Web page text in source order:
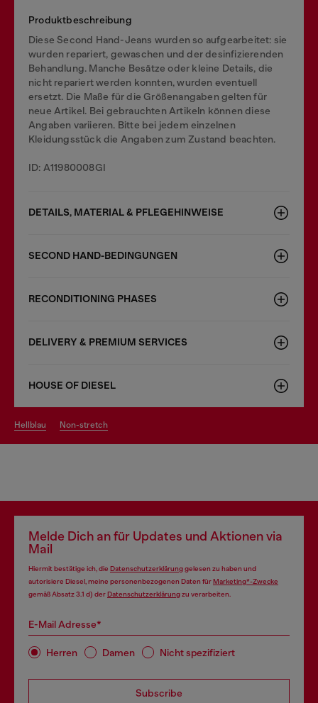
Produktbeschreibung
Diese Second Hand-Jeans wurden so aufgearbeitet: sie
wurden repariert, gewaschen und der desinfizierenden
Behandlung. Manche Besätze oder kleine Details, die
nicht repariert werden konnten, wurden eventuell
ersetzt. Die Maße für die Größenangaben gelten für
neue Artikel. Bei gebrauchten Artikeln können diese
Angaben variieren. Bitte bei jedem einzelnen
Kleidungsstück die Angaben zum Zustand beachten.
ID: A11980008GI
DETAILS, MATERIAL & PFLEGEHINWEISE
SECOND HAND-BEDINGUNGEN
RECONDITIONING PHASES
DELIVERY & PREMIUM SERVICES
HOUSE OF DIESEL
hellblau non-stretch
Melde Dich an für Updates und Aktionen via
Mail
Hiermit bestätige ich, die Datenschutzerklärunggelesen zu haben und
autorisiere Diesel, meine personenbezogenen Daten fürMarketing*-Zwecke
gemäß Absatz 3.1 d) derDatenschutzerklärungzu verarbeiten.
E-Mail Adresse*
Herren Damen Nicht spezifiziert
Subscribe